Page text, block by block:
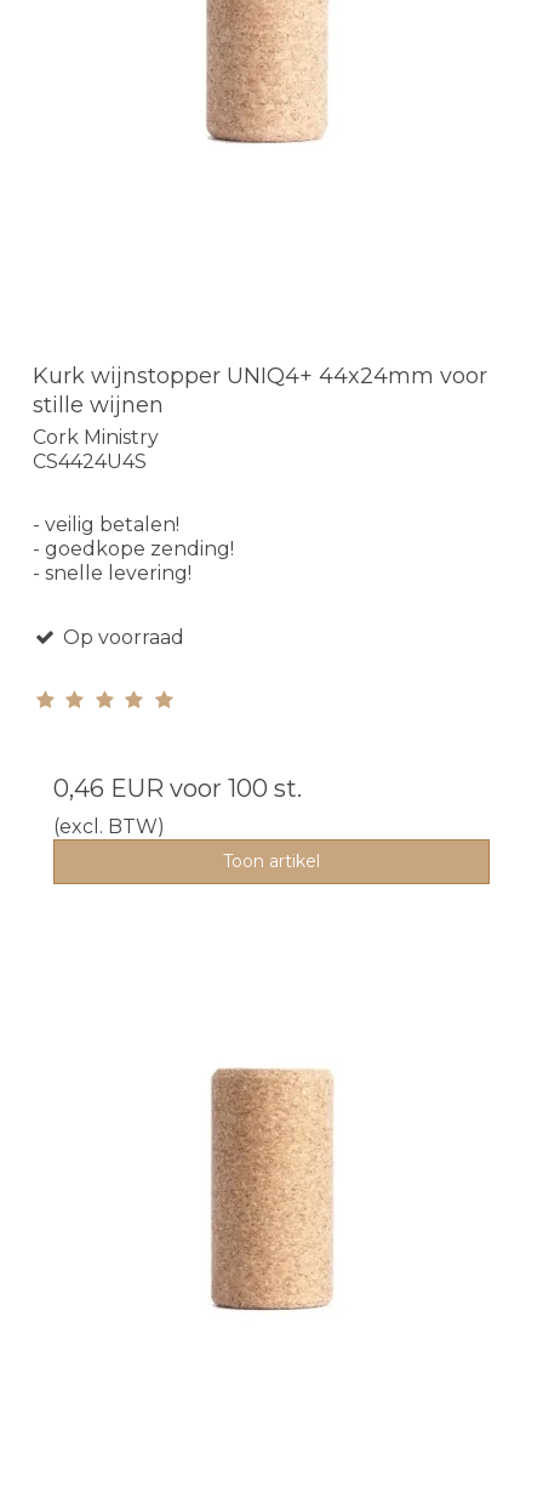
Kurk wijnstopper UNIQ4+ 44x24mm voor
stille wijnen
Cork Ministry
CS4424U4S
- veilig betalen!
- goedkope zending!
- snelle levering!
Op voorraad
0,46 EUR voor 100 st.
(excl. BTW)
Toon artikel